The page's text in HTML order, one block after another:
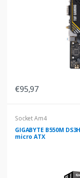
€95,97
Socket Am4
GIGABYTE B550M
micro ATX